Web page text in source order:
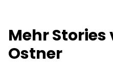
Mehr Stories
Ostner